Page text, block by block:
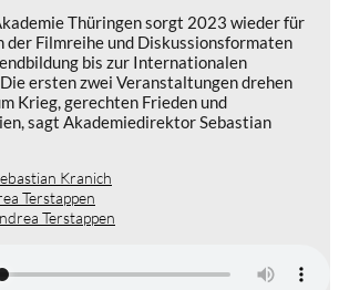
Thüringen sorgt 2023 wieder für
der Filmreihe und Diskussionsformaten
bis zur Internationalen
ersten zwei Veranstaltungen drehen
Krieg, gerechten Frieden und
sagt Akademiedirektor Sebastian
Kranich
Terstappen
Terstappen